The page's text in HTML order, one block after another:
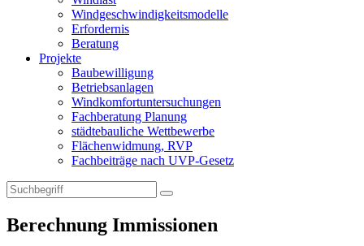
Windgeschwindigkeitsmodelle
Erfordernis
Beratung
Projekte
Baubewilligung
Betriebsanlagen
Windkomfortuntersuchungen
Fachberatung Planung
städtebauliche Wettbewerbe
Flächenwidmung, RVP
Fachbeiträge nach UVP-Gesetz
Berechnung Immissionen